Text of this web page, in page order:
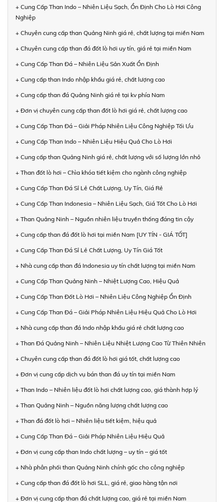
+ Cung Cấp Than Indo – Nhiên Liệu Sạch, Ổn Định Cho Lò Hơi Công
Nghiệp
+ Chuyên cung cấp than Quảng Ninh giá rẻ, chất lượng tại miền Nam
+ Chuyên cung cấp than đá đốt lò hơi uy tín, giá rẻ tại miền Nam
+ Cung Cấp Than Đá – Nhiên Liệu Sản Xuất Ổn Định
+ Cung cấp than Indo nhập khẩu giá rẻ, chất lượng cao
+ Cung cấp than đá Quảng Ninh giá rẻ tại kv phía Nam
+ Đơn vị chuyên cung cấp than đốt lò hơi giá rẻ, chất lượng cao
+ Cung Cấp Than Đá – Giải Pháp Nhiên Liệu Công Nghiệp Tối Ưu
+ Cung Cấp Than Indo – Nhiên Liệu Hiệu Quả Cho Lò Hơi
+ Cung cấp than Quảng Ninh giá rẻ, chất lượng với số lượng lớn nhỏ
+ Than đốt lò hơi – Chìa khóa tiết kiệm cho ngành công nghiệp
+ Cung Cấp Than Đá Sỉ Lẻ Chất Lượng, Uy Tín, Giá Rẻ
+ Cung Cấp Than Indonesia – Nhiên Liệu Sạch, Giá Tốt Cho Lò Hơi
+ Than Quảng Ninh – Nguồn nhiên liệu truyền thống đáng tin cậy
+ Cung cấp than đá đốt lò hơi tại miền Nam [UY TÍN - GIÁ TỐT]
+ Cung Cấp Than Đá Sỉ Lẻ Chất Lượng, Uy Tín Giá Tốt
+ Nhà cung cấp than đá Indonesia uy tín chất lượng tại miền Nam
+ Cung Cấp Than Quảng Ninh – Nhiệt Lượng Cao, Hiệu Quả
+ Cung Cấp Than Đốt Lò Hơi – Nhiên Liệu Công Nghiệp Ổn Định
+ Cung Cấp Than Đá – Giải Pháp Nhiên Liệu Hiệu Quả Cho Lò Hơi
+ Nhà cung cấp than đá Indo nhập khẩu giá rẻ chất lượng cao
+ Than Đá Quảng Ninh – Nhiên Liệu Nhiệt Lượng Cao Từ Thiên Nhiên
+ Chuyên cung cấp than đá đốt lò hơi giá tốt, chất lượng cao
+ Đơn vị cung cấp dịch vụ bán than đá uy tín tại miền Nam
+ Than Indo – Nhiên liệu đốt lò hơi chất lượng cao, giá thành hợp lý
+ Than Quảng Ninh – Nguồn năng lượng chất lượng cao
+ Than đá đốt lò hơi – Nhiên liệu tiết kiệm, hiệu quả
+ Cung Cấp Than Đá – Giải Pháp Nhiên Liệu Hiệu Quả
+ Đơn vị cung cấp than Indo chất lượng – uy tín – giá tốt
+ Nhà phân phối than Quảng Ninh chính gốc cho công nghiệp
+ Cung cấp than đá đốt lò hơi SLL, giá rẻ, giao hàng tận nơi
+ Đơn vị cung cấp than đá chất lượng cao, giá rẻ tại miền Nam